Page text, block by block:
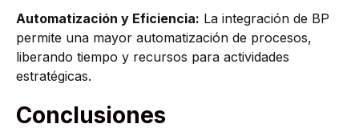
Automatización y Eficiencia: La integración de BP
permite una mayor automatización de procesos,
liberando tiempo y recursos para actividades
estratégicas.
Conclusiones